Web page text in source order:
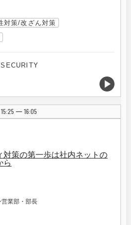
対策/改ざん対策
15:25 | 16:05
対策の第一歩は社内ネットの
ら
業部・部長